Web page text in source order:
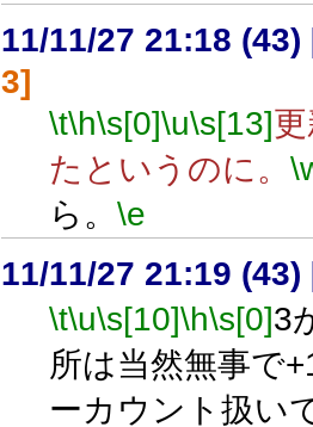
11/11/27 21:18 (43)
3]
\t\h\s[0]\u\s[13]
たというのに。
ら。 \e
11/11/27 21:19 (43)
\t\u\s[10]\h\s[0]3
所は当然無事で
ーカウント扱い